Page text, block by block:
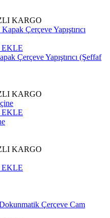
KARGO
EKLE
Çerçeve Yapıştırıcı (Şeffaf
KARGO
EKLE
KARGO
EKLE